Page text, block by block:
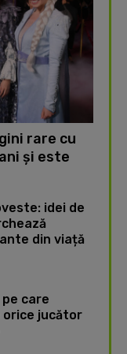
rare cu
și este
idei de
din viață
pe care
orice jucător